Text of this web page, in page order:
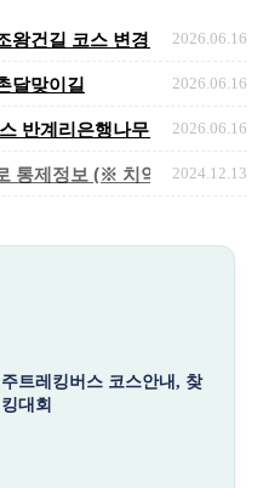
왕건길 코스 변경 안내2026.06.16
달맞이길 2026.06.16
반계리은행나무길 임시노선
2026.06.16
통제정보 (※ 치악산국립공원
2024.12.13
트레킹버스 코스안내, 찾
대회